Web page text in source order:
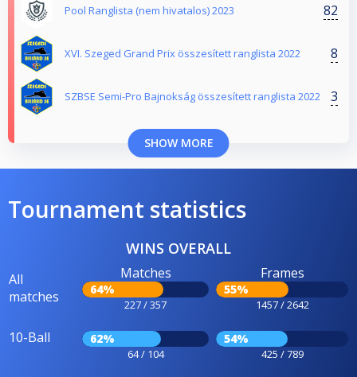
Pool Ranglista (nem hivatalos) 2023 82
XVI. Szeged Grand Prix összesített ranglista 2022 8
SZBSE Semi-Pro Bajnokság összesített ranglista 2022 3
SHOW MORE
Tournament statistics
WINS OVERALL
All
matches
Matches
64%
227 / 357
Frames
55%
1457 / 2642
10-Ball 62%
64 / 104
54%
425 / 789